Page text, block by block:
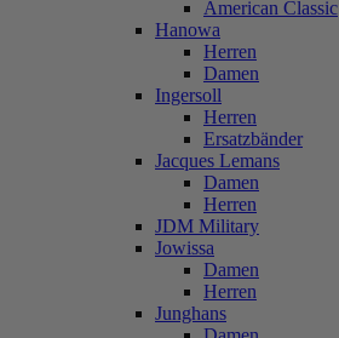
American Classic
Hanowa
Herren
Damen
Ingersoll
Herren
Ersatzbänder
Jacques Lemans
Damen
Herren
JDM Military
Jowissa
Damen
Herren
Junghans